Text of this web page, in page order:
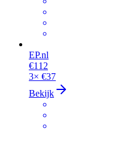
EP.nl
€112
3× €37
Bekijk